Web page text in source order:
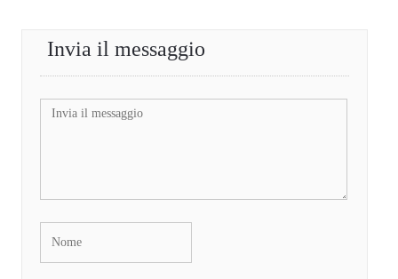
Invia il messaggio